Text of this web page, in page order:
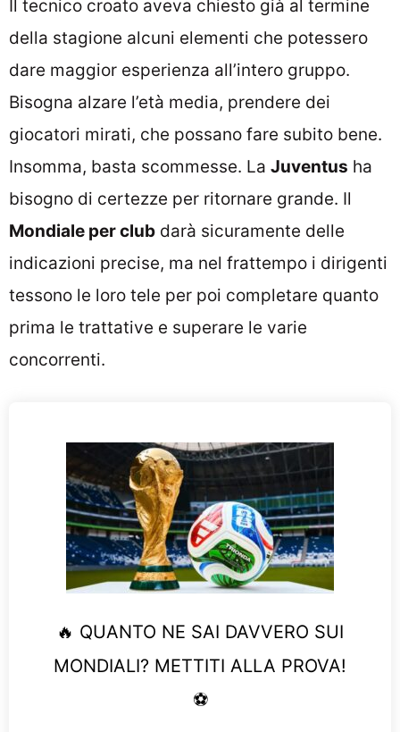
Il tecnico croato aveva chiesto già al termine
della stagione alcuni elementi che potessero
dare maggior esperienza all’intero gruppo.
Bisogna alzare l’età media, prendere dei
giocatori mirati, che possano fare subito bene.
Insomma, basta scommesse. La Juventus ha
bisogno di certezze per ritornare grande. Il
Mondiale per club darà sicuramente delle
indicazioni precise, ma nel frattempo i dirigenti
tessono le loro tele per poi completare quanto
prima le trattative e superare le varie
concorrenti.
🔥 QUANTO NE SAI DAVVERO SUI
MONDIALI? METTITI ALLA PROVA!
⚽